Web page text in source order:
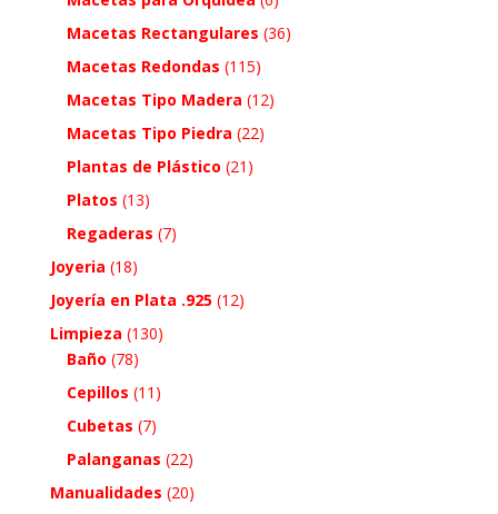
Macetas Rectangulares (36)
Macetas Redondas (115)
Macetas Tipo Madera (12)
Macetas Tipo Piedra (22)
Plantas de Plástico (21)
Platos (13)
Regaderas (7)
Joyeria (18)
Joyería en Plata .925 (12)
Limpieza (130)
Baño (78)
Cepillos (11)
Cubetas (7)
Palanganas (22)
Manualidades (20)